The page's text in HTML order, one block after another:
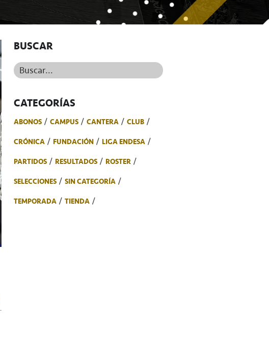
BUSCAR
Buscar...
CATEGORÍAS
ABONOS CAMPUS CANTERA
CLUB
CRÓNICA
FUNDACIÓN
LIGA ENDESA
PARTIDOS
RESULTADOS
ROSTER
SELECCIONES
SIN CATEGORÍA
TEMPORADA
TIENDA